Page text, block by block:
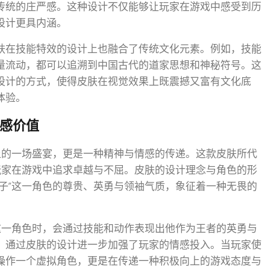
统的庄严感。这种设计不仅能够让玩家在游戏中感受到历
更具内涵。
在技能特效的设计上也融合了传统文化元素。例如，技能
流动，都可以追溯到中国古代的道家思想和神秘符号。这
计的方式，使得皮肤在视觉效果上既震撼又富有文化底
。
价值
一场盛宴，更是一种精神与情感的传递。这款皮肤所代
在游戏中追求卓越与不屈。皮肤的设计理念与角色的形
”这一角色的尊贵、英勇与领袖气质，象征着一种无畏的
角色时，会通过技能和动作表现出他作为王者的英勇与
通过皮肤的设计进一步加强了玩家的情感投入。当玩家使
作一个虚拟角色，更是在传递一种积极向上的游戏态度与